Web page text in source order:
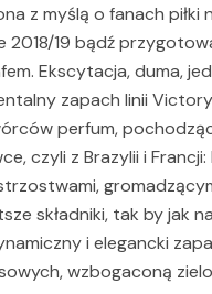
z myślą o fanach piłki
2018/19 bądź
Ekscytacja, duma,
zapach linii
perfum,
czyli z Brazylii i
składniki, tak by jak
i elegancki
wzbogaconą